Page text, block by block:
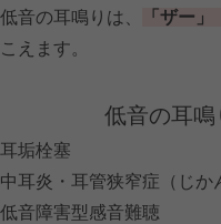
低音の耳鳴りは、 「ザー
こえます。
低音の耳鳴
耳垢栓塞
中耳炎・耳管狭窄症（じか
低音障害型感音難聴